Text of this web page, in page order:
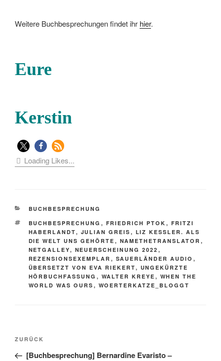
Weitere Buchbesprechungen findet ihr hier.
Eure
Kerstin
Loading Likes...
KATEGORIEN
BUCHBESPRECHUNG
SCHLAGWÖRTER
BUCHBESPRECHUNG , FRIEDRICH PTOK , FRITZI
HABERLANDT, JULIAN GREIS , LIZ KESSLER. ALS
DIE WELT UNS GEHÖRTE , NAMETHETRANSLATOR ,
NETGALLEY, NEUERSCHEINUNG 2022 ,
REZENSIONSEXEMPLAR , SAUERLÄNDER AUDIO ,
ÜBERSETZT VON EVA RIEKERT, UNGEKÜRZTE
HÖRBUCHFASSUNG , WALTER KREYE , WHEN THE
WORLD WAS OURS , WOERTERKATZE_BLOGGT
Beitragsnavigation
Vorheriger
Beitrag
ZURÜCK
[Buchbesprechung] Bernardine Evaristo –